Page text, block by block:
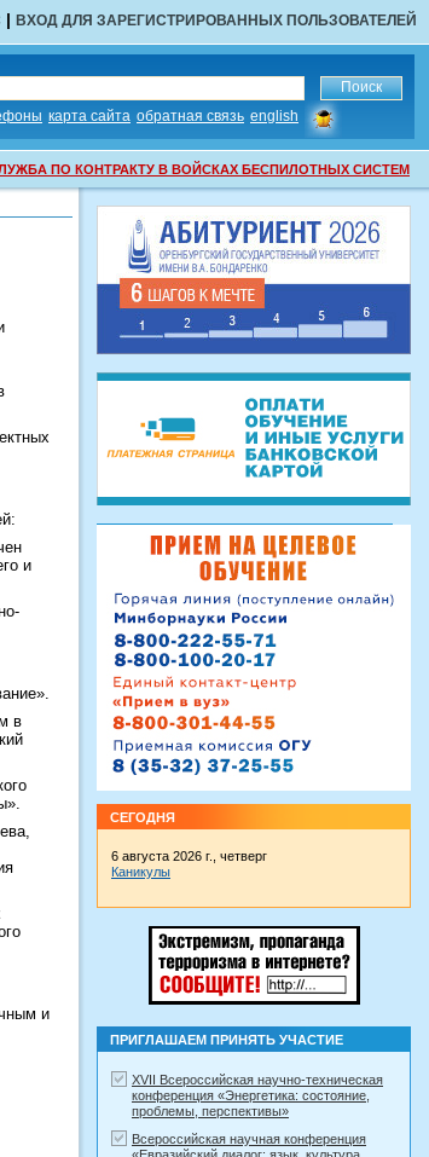
| ВХОД ДЛЯ ЗАРЕГИСТРИРОВАННЫХ ПОЛЬЗОВАТЕЛЕЙ
карта сайта обратная связь english
сообщить
об
ошибке
ПО КОНТРАКТУ В ВОЙСКАХ БЕСПИЛОТНЫХ СИСТЕМ
и
в
и
СЕГОДНЯ
6 августа 2026 г., четверг
Каникулы
ПРИГЛАШАЕМ ПРИНЯТЬ УЧАСТИЕ
XVII Всероссийская научно-техническая
конференция «Энергетика: состояние,
проблемы, перспективы»
Всероссийская научная конференция
«Евразийский диалог: язык, культура,